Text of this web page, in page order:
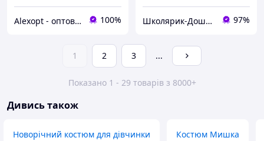
Alexopt - оптово-роздрібні продажі 100% Школярик-Дошколярик 97%
1 2 3 ...
Показано 1 - 29 товарів з 8000+
Дивись також
Новорічний костюм для дівчинки Костюм Мишка